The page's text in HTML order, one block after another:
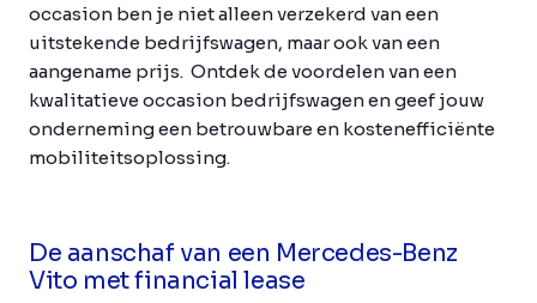
occasion ben je niet alleen verzekerd van een
uitstekende bedrijfswagen, maar ook van een
aangename prijs. Ontdek de voordelen van een
kwalitatieve occasion bedrijfswagen en geef jouw
onderneming een betrouwbare en kostenefficiënte
mobiliteitsoplossing.
De aanschaf van een Mercedes-Benz
Vito met financial lease